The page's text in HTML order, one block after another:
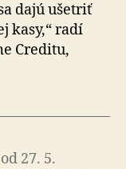
dajú ušetriť
kasy,“ radí
Creditu,
27. 5.